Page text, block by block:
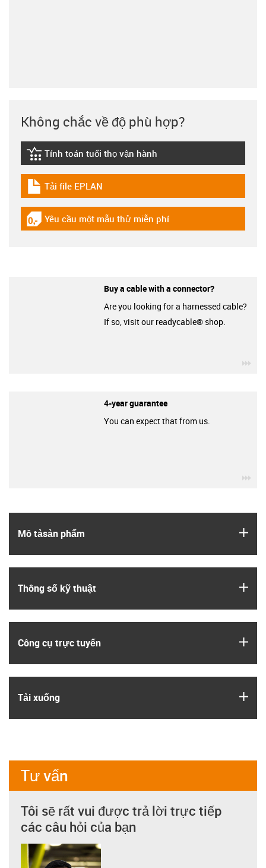
Mô tả­sản phẩm
Thông số kỹ thuật
Công cụ trực tuyến
Tải xuống
Không chắc về độ phù hợp?
igus-icon-lebensdauerrechner
Tính toán tuổi thọ vận hành
igus-icon-download-plan
Tải file EPLAN
igus-icon-gratismuster
Yêu cầu một mẫu thử miễn phí
Buy a cable with a connector?
Are you looking for a harnessed cable?
If so, visit our readycable® shop.
4-year guarantee
You can expect that from us.
Tư vấn
Tôi sẽ rất vui được trả lời trực tiếp
các câu hỏi của bạn